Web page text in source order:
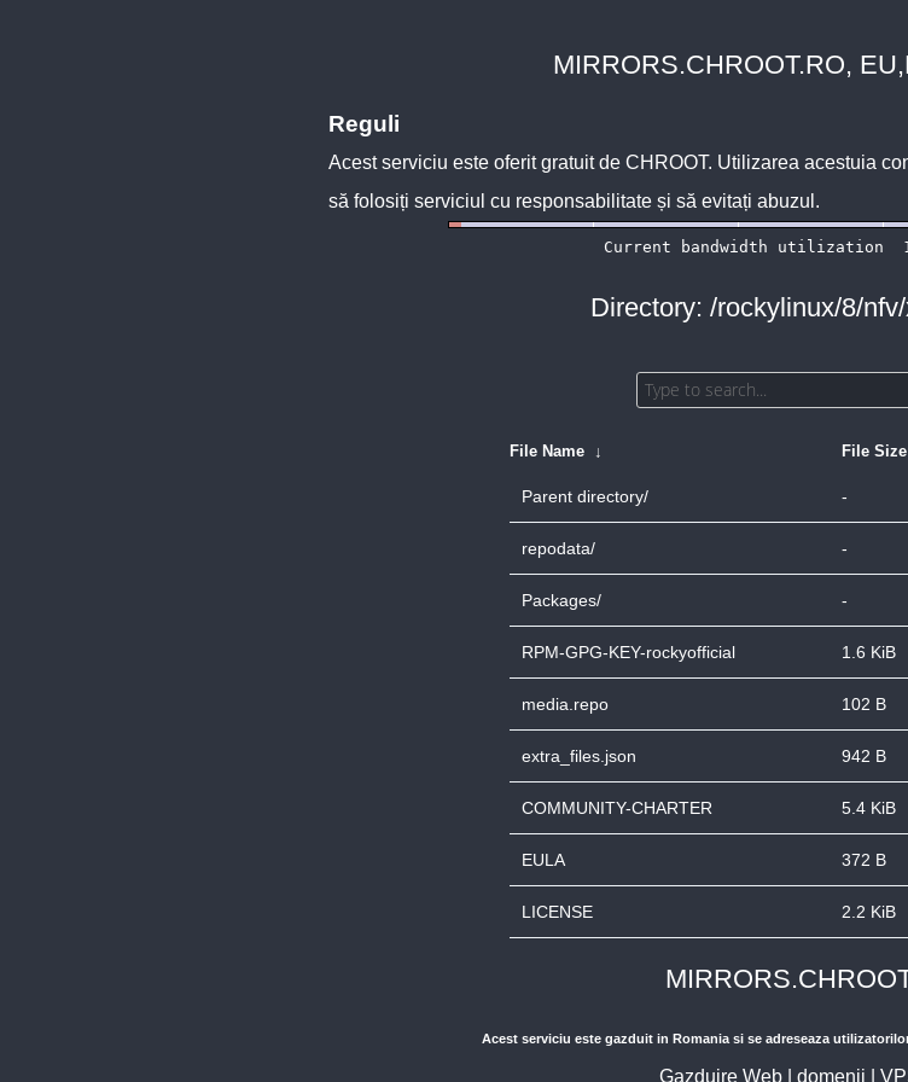
MIRRORS.CHROOT.RO,
Reguli
Acest serviciu este oferit gratuit de CHROOT. Utilizarea acestuia
să folosiți serviciul cu responsabilitate și să evitați abuzul.
Directory: /rockylinux/8/
File Name ↓ File Size
Parent directory/ -
repodata/ -
Packages/ -
RPM-GPG-KEY-rockyofficial 1.6 KiB
media.repo 102 B
extra_files.json 942 B
COMMUNITY-CHARTER 5.4 KiB
EULA 372 B
LICENSE 2.2 KiB
Acest serviciu este gazduit in Romania si se adreseaza
Gazduire Web| domenii